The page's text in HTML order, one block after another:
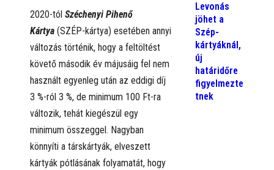
2020-tólSzéchenyi Pihenő
Kártya (SZÉP-kártya) esetében annyi
változás történik, hogy a feltöltést
követő második év májusáig fel nem
használt egyenleg után az eddigi díj
3 %-ról 3 %, de minimum 100 Ft-ra
változik, tehát kiegészül egy
minimum összeggel. Nagyban
könnyíti a társkártyák, elveszett
kártyák pótlásának folyamatát, hogy
Levonás
jöhet a
Szép-
kártyáknál,
új
határidőre
figyelmezte
tnek